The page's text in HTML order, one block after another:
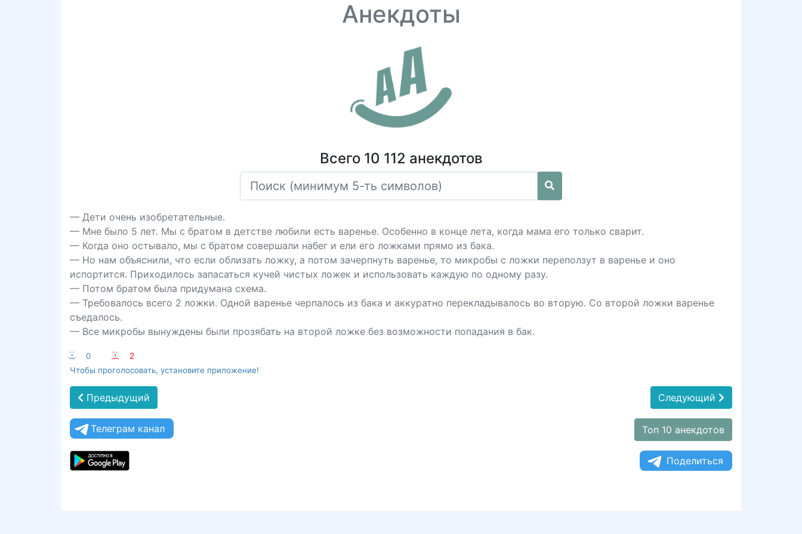
Анекдоты
Всего 10 112 анекдотов
— Дети очень изобретательные.
— Мне было 5 лет. Мы с братом в детстве любили есть варенье. Особенно в конце лета, когда мама его только сварит.
— Когда оно остывало, мы с братом совершали набег и ели его ложками прямо из бака.
— Но нам объяснили, что если облизать ложку, а потом зачерпнуть варенье, то микробы с ложки переползут в варенье и оно
испортится. Приходилось запасаться кучей чистых ложек и использовать каждую по одному разу.
— Потом братом была придумана схема.
— Требовалось всего 2 ложки. Одной варенье черпалось из бака и аккуратно перекладывалось во вторую. Со второй ложки варенье
съедалось.
— Все микробы вынуждены были прозябать на второй ложке без возможности попадания в бак.
:-) 0 :-(
2
Чтобы проголосовать, установите приложение!
Предыдущий Следующий
Телеграм канал Топ 10 анекдотов
Поделиться